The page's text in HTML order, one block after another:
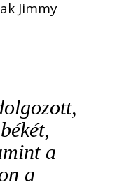
Jimmy
a
a